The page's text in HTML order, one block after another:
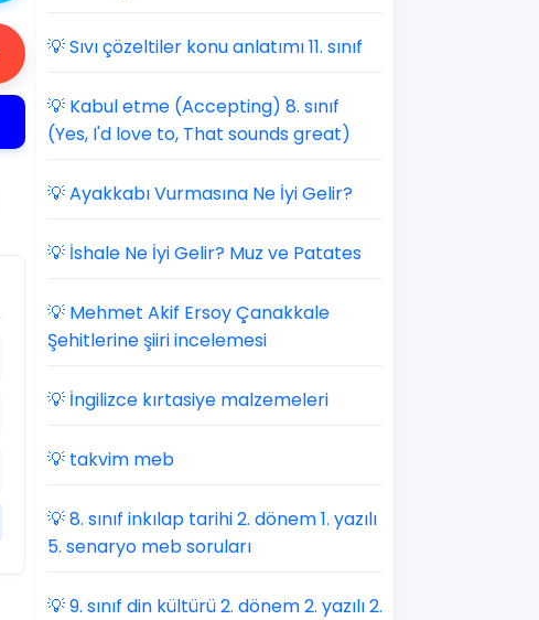
💡 Sıvı çözeltiler konu anlatımı 11. sınıf
💡 Kabul etme (Accepting) 8. sınıf
(Yes, I'd love to, That sounds great)
💡 Ayakkabı Vurmasına Ne İyi Gelir?
💡 İshale Ne İyi Gelir? Muz ve Patates
💡 Mehmet Akif Ersoy Çanakkale
Şehitlerine şiiri incelemesi
💡 İngilizce kırtasiye malzemeleri
💡 takvim meb
💡 8. sınıf inkılap tarihi 2. dönem 1. yazılı
5. senaryo meb soruları
💡 9. sınıf din kültürü 2. dönem 2. yazılı 2.